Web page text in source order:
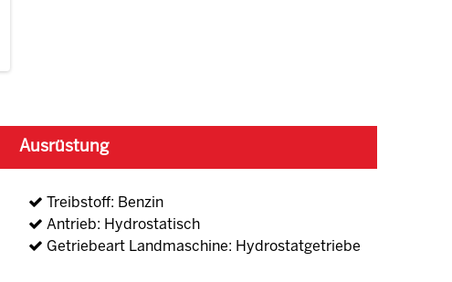
Ausrüstung
Treibstoff: Benzin
Antrieb: Hydrostatisch
Getriebeart Landmaschine: Hydrostatgetriebe